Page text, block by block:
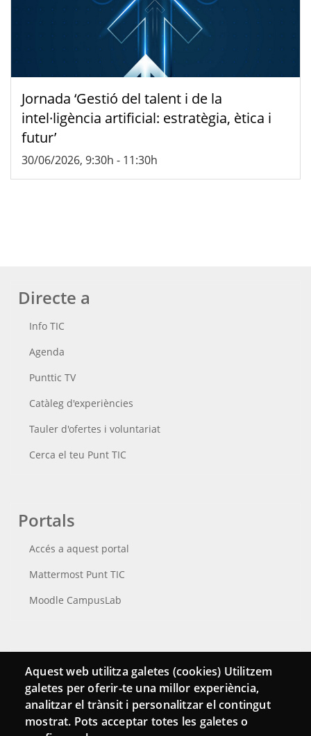
Jornada ‘Gestió del talent i de la
intel·ligència artificial: estratègia, ètica i
futur’
30/06/2026, 9:30h - 11:30h
Directe a
Info TIC
Agenda
Punttic TV
Catàleg d'experiències
Tauler d'ofertes i voluntariat
Cerca el teu Punt TIC
Portals
Accés a aquest portal
Mattermost Punt TIC
Moodle CampusLab
Connecta
Bustia de contacte
Butlletins
Aquest web utilitza galetes (cookies) Utilitzem
galetes per oferir-te una millor experiència,
analitzar el trànsit i personalitzar el contingut
mostrat. Pots acceptar totes les galetes o